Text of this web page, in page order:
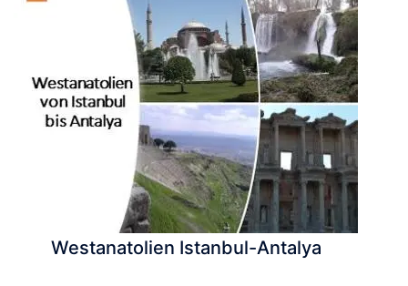
Westanatolien Istanbul-Antalya